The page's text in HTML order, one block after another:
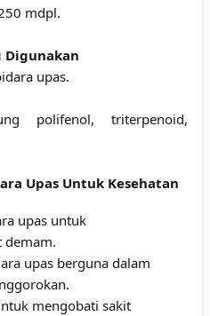
mdpl.
Digunakan
upas.
polifenol, triterpenoid,
Upas Untuk Kesehatan
upas untuk
demam.
upas berguna dalam
mengobati sakit